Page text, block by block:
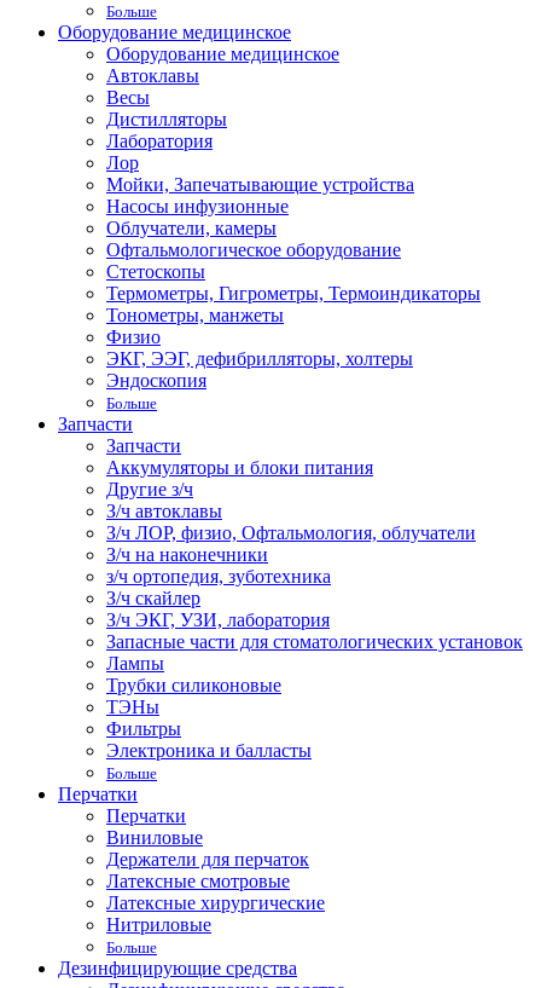
Больше
Оборудование медицинское
Оборудование медицинское
Автоклавы
Весы
Дистилляторы
Лаборатория
Лор
Мойки, Запечатывающие устройства
Насосы инфузионные
Облучатели, камеры
Офтальмологическое оборудование
Стетоскопы
Термометры, Гигрометры, Термоиндикаторы
Тонометры, манжеты
Физио
ЭКГ, ЭЭГ, дефибрилляторы, холтеры
Эндоскопия
Больше
Запчасти
Запчасти
Аккумуляторы и блоки питания
Другие з/ч
З/ч автоклавы
З/ч ЛОР, физио, Офтальмология, облучатели
З/ч на наконечники
з/ч ортопедия, зуботехника
З/ч скайлер
З/ч ЭКГ, УЗИ, лаборатория
Запасные части для стоматологических установок
Лампы
Трубки силиконовые
ТЭНы
Фильтры
Электроника и балласты
Больше
Перчатки
Перчатки
Виниловые
Держатели для перчаток
Латексные смотровые
Латексные хирургические
Нитриловые
Больше
Дезинфицирующие средства